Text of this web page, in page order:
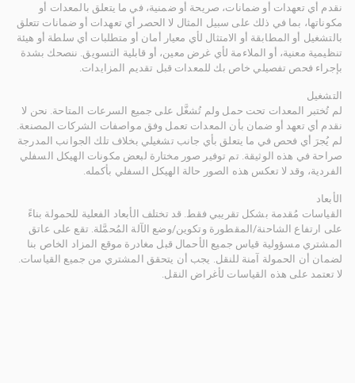
نقدم أي تعهدات أو ضمانات، صريحة أو ضمنية، في ما يتعلق بالمعدات أو
مكوناتها، بما في ذلك على سبيل المثال لا الحصر أي تعهدات أو ضمانات تتعلق
بالتشغيل أو المطابقة أو الامتثال لأي معيار أمان أو متطلبات أي سلطة أو هيئة
تنظيمية معنية، أو الملاءمة لأي غرض معين، أو قابلية التسويق. ننصحك بشدة
بإجراء فحص تفصيلي خاص بك للمعدات قبل تقديم المزايدات.
التشغيل
لم تُختبر المعدات تحت حمل ولم تُشغَّل على جميع السرعات المتاحة. نحن لا
نقدم أي تعهد أو ضمان بأن المعدات تعمل وفق مواصفات الشركات المصنعة.
لم يُجرَ أي فحص في ما يتعلق بأي جانب تشغيلي بخلاف تلك الجوانب المدرجة
صراحة في هذه الوثيقة. تم توفير صور مختارة لبعض مكونات الهيكل السفلي
الفردية، وقد لا تعكس هذه الصور حالة الهيكل السفلي بأكمله.
الأبعاد
القياسات مُقدمة بشكل تقريبي فقط. قد تختلف الأبعاد الفعلية للحمولة بناءً
على ارتفاع الشاحنة/المقطورة وتكوين/وضع الآلة المُحمَّلة. تقع على عاتق
المشتري مسؤولية قياس جميع الأحمال قبل مغادرة موقع المزاد الخاص بنا
لضمان أن الحمولة آمنة للنقل. يجب أن يتحقق المشتري من جميع القياسات.
لا تعتمد على هذه القياسات لأغراض النقل.